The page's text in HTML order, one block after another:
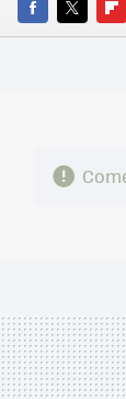
FACEBOOK
TWITTER